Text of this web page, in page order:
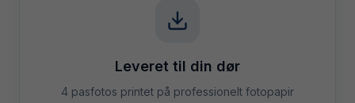
Leveret til din dør
4 pasfotos printet på professionelt fotopapir